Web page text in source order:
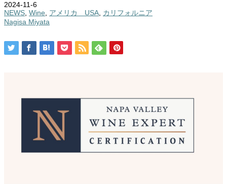
2024-11-6
NEWS, Wine, アメリカ USA, カリフォルニア
Nagisa Miyata